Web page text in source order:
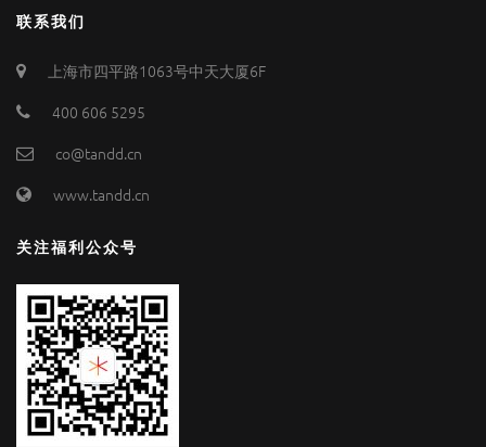
联系我们
上海市四平路1063号中天大厦6F
400 606 5295
co@tandd.cn
www.tandd.cn
关注福利公众号